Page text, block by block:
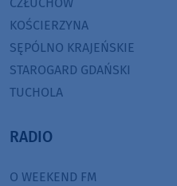
KOŚCIERZYNA
SĘPÓLNO KRAJEŃSKIE
STAROGARD GDAŃSKI
TUCHOLA
RADIO
O WEEKEND FM